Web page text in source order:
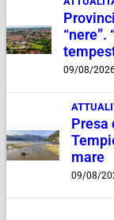
09/08/
Presa
mare
09/08/